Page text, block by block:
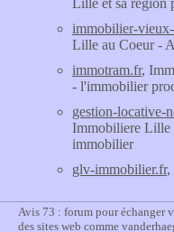
Lille et sa région
immobilier-
Lille au Coeur -
immotram.fr,
- l'immobilier
gestion-locative-
Immobiliere Lille
immobilier
glv-immobilier.fr,
Avis 73 : forum pour échanger
des sites web comme